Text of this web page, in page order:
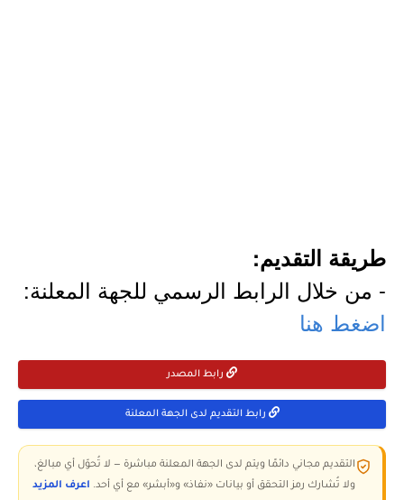
طريقة التقديم:
- من خلال الرابط الرسمي للجهة المعلنة:
اضغط هنا
رابط المصدر
رابط التقديم لدى الجهة المعلنة
التقديم مجاني دائمًا ويتم لدى الجهة المعلنة مباشرة — لا تُحوّل أي مبالغ،
ولا تُشارك رمز التحقق أو بيانات «نفاذ» و«أبشر» مع أي أحد. اعرف المزيد